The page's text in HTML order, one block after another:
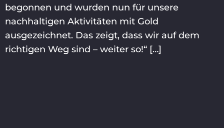
begonnen und wurden nun für unsere
nachhaltigen Aktivitäten mit Gold
ausgezeichnet. Das zeigt, dass wir auf dem
richtigen Weg sind – weiter so!“ […]